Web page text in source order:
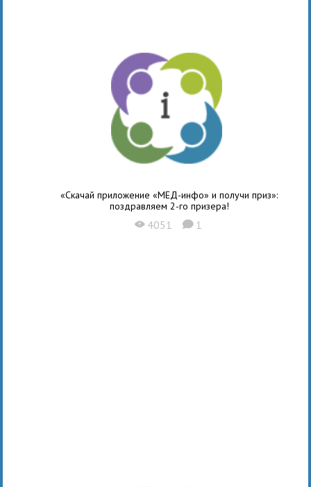
«Скачай приложение «МЕД-инфо» и получи приз»:
поздравляем 2-го призера!
X 4051 K 1